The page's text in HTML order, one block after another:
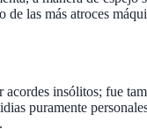
las más atroces
insólitos; fue
puramente